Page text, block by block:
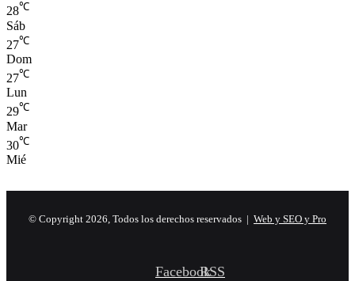
28℃
Sáb
27℃
Dom
27℃
Lun
29℃
Mar
30℃
Mié
© Copyright 2026, Todos los derechos reservados | Web y SEO y Pro
FacebookRSS